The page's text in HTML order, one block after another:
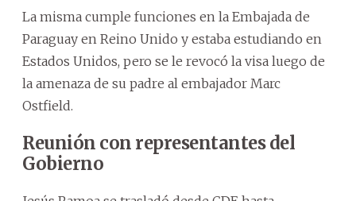
La misma cumple funciones en la Embajada de
Paraguay en Reino Unido y estaba estudiando en
Estados Unidos, pero se le revocó la visa luego de
la amenaza de su padre al embajador Marc
Ostfield.
Reunión con representantes del
Gobierno